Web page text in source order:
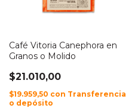
Café Vitoria Canephora en
Granos o Molido
$21.010,00
$19.959,50 con Transferencia
o depósito